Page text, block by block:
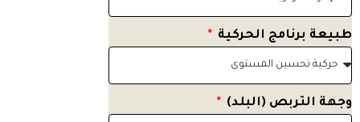
طبيعة برنامج الحركية
وجهة التربص (البلد)